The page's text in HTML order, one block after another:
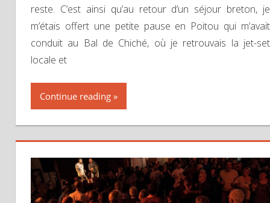
reste. C’est ainsi qu’au retour d’un séjour breton, je
m’étais offert une petite pause en Poitou qui m’avait
conduit au Bal de Chiché, où je retrouvais la jet-set
locale et
Continue reading